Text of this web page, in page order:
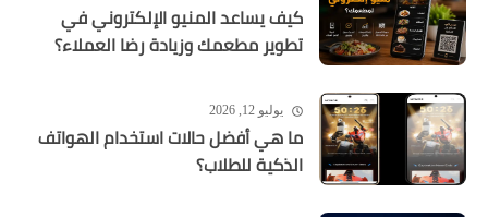
كيف يساعد المنيو الإلكتروني في
تطوير مطعمك وزيادة رضا العملاء؟
يوليو 12, 2026
ما هي أفضل حالات استخدام الهواتف
الذكية للطلاب؟